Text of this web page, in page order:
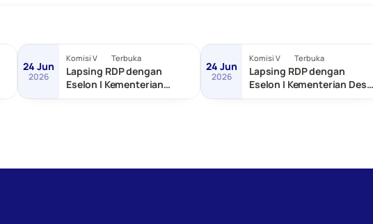
24 Jun
2026
Komisi V Terbuka
Lapsing RDP dengan
Eselon I Kementerian
24 Jun
2026
Komisi V Terbuka
Lapsing RDP dengan
Eselon I Kementerian Desa